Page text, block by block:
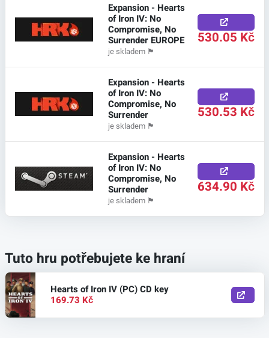
Expansion - Hearts
of Iron IV: No
Compromise, No
Surrender EUROPE
je skladem 🏴
530.05 Kč
Expansion - Hearts
of Iron IV: No
Compromise, No
Surrender
je skladem 🏴
530.53 Kč
Expansion - Hearts
of Iron IV: No
Compromise, No
Surrender
je skladem 🏴
634.90 Kč
Tuto hru potřebujete ke hraní
Hearts of Iron IV (PC) CD key
169.73 Kč